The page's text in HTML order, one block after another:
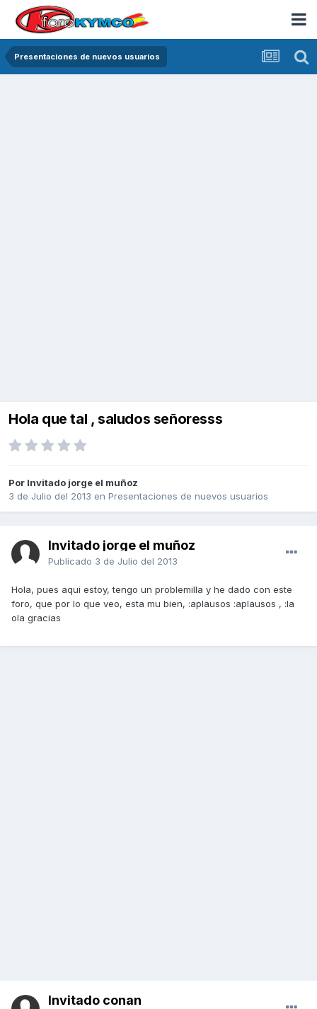
Presentaciones de nuevos usuarios
Hola que tal , saludos señoresss
Por Invitado jorge el muñoz
3 de Julio del 2013 en Presentaciones de nuevos usuarios
Invitado jorge el muñoz
Publicado 3 de Julio del 2013
Hola, pues aqui estoy, tengo un problemilla y he dado con este
foro, que por lo que veo, esta mu bien, :aplausos :aplausos , :la
ola gracias
Invitado conan